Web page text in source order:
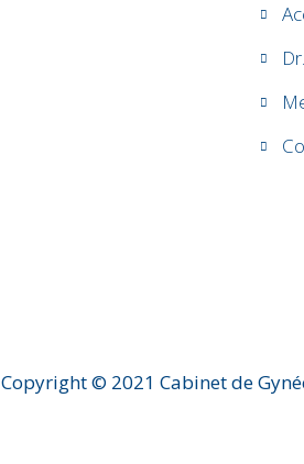
Copyright © 2021 Cabinet de